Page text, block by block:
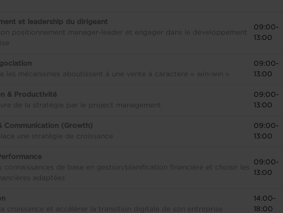
et leadership du dirigeant
positionnement manager-leader et engager dans le développement
09:00-
13:00
les mécanismes aboutissant à une vente à caractère « win-win »
09:00-
13:00
& Productivité
de la stratégie par le project management
09:00-
13:00
Communication (Growth)
une stratégie de croissance
09:00-
13:00
connaissances de base en gestion/planification financière et choisir les
adaptées
09:00-
13:00
la croissance et accélérer la transition digitale de son entreprise
14:00-
18:00